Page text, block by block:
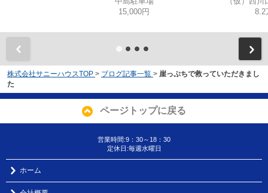
15,000円
8.2
株式会社サニーハウスTOP > ブログ記事一覧 > 崖っぷちで救っていただきまし
た
ページトップに戻る
営業時間:9：30～18：30
定休日:毎週水曜日
ホーム